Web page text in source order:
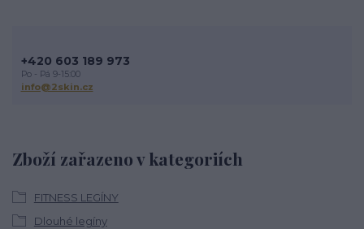
Zboží zařazeno v kategoriích
FITNESS LEGÍNY
Dlouhé legíny
+420 603 189 973
Po - Pá 9-15:00
info@2skin.cz